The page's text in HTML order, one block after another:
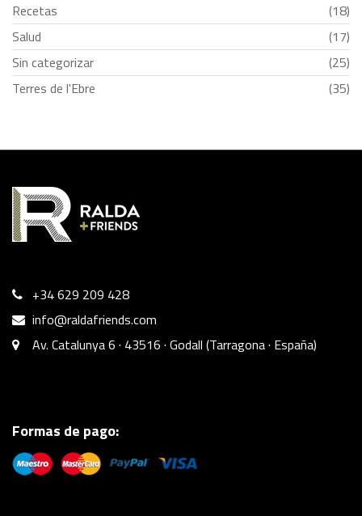
Recetas
(18)
Salud
(17)
Sin categorizar
(25)
Terres de l'Ebre
(35)
+34 629 209 428
info@raldafriends.com
Av. Catalunya 6 · 43516 · Godall (Tarragona · España)
Formas de pago: